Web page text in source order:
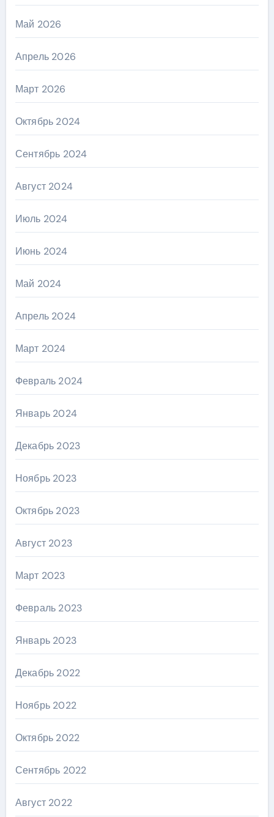
Май 2026
Апрель 2026
Март 2026
Октябрь 2024
Сентябрь 2024
Август 2024
Июль 2024
Июнь 2024
Май 2024
Апрель 2024
Март 2024
Февраль 2024
Январь 2024
Декабрь 2023
Ноябрь 2023
Октябрь 2023
Август 2023
Март 2023
Февраль 2023
Январь 2023
Декабрь 2022
Ноябрь 2022
Октябрь 2022
Сентябрь 2022
Август 2022